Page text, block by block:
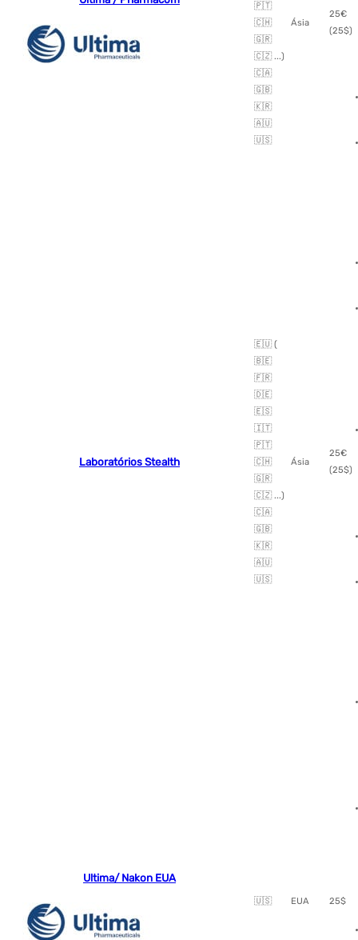
🇵🇹
🇨🇭
🇬🇷
🇨🇿 ...)
🇨🇦
🇬🇧
🇰🇷
🇦🇺
🇺🇸
Ásia
25€
(25$)
Laboratórios Stealth
🇪🇺 (
🇧🇪
🇫🇷
🇩🇪
🇪🇸
🇮🇹
🇵🇹
🇨🇭
🇬🇷
🇨🇿 ...)
🇨🇦
🇬🇧
🇰🇷
🇦🇺
🇺🇸
Ásia
25€
(25$)
Ultima/ Nakon EUA
🇺🇸 EUA 25$